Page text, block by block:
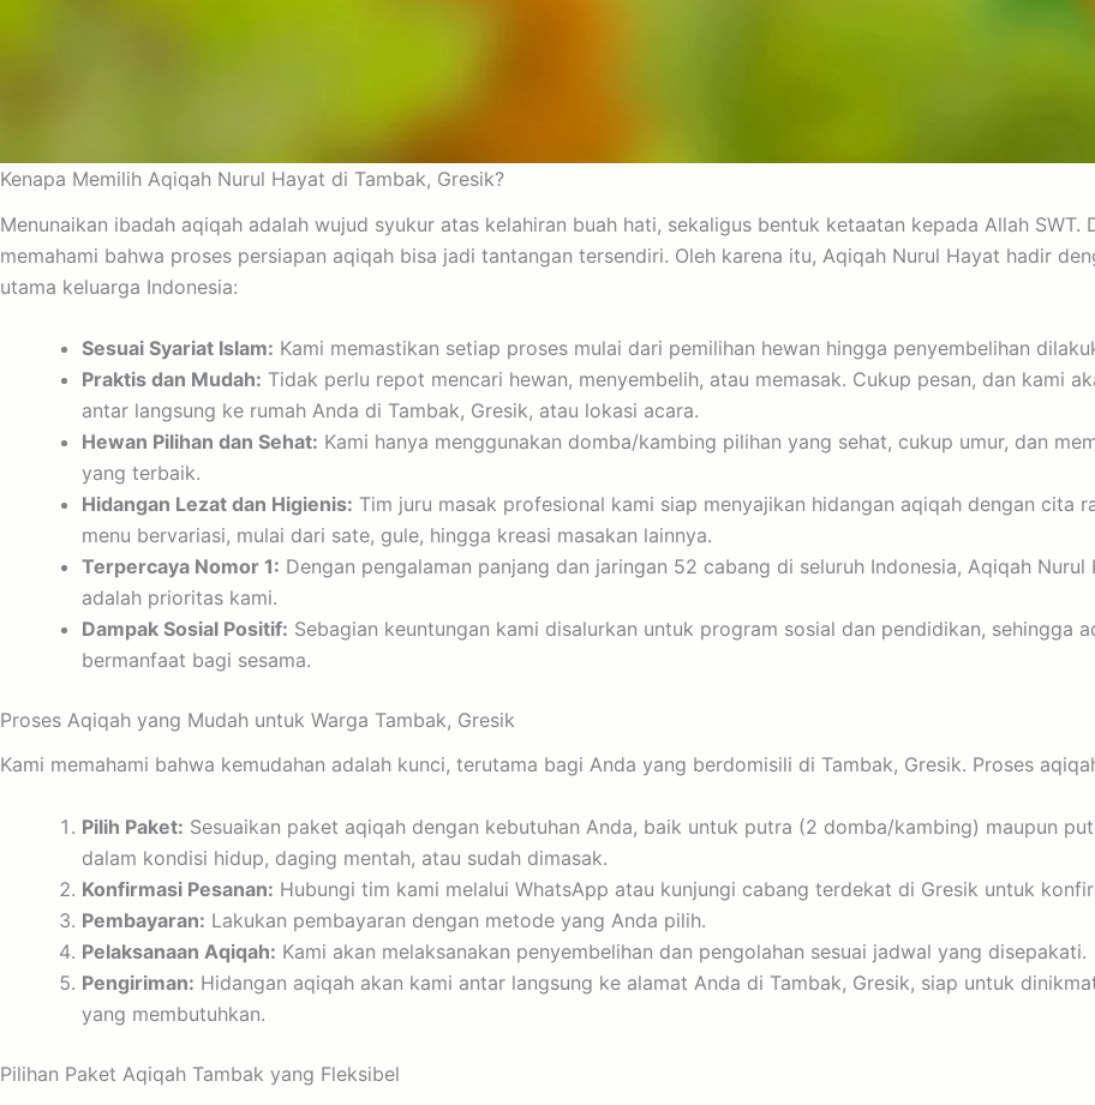
Kenapa Memilih Aqiqah Nurul Hayat di Tambak, Gresik?
Menunaikan ibadah aqiqah adalah wujud syukur atas kelahiran buah hati, sekaligus bentuk ketaatan kepada Allah
memahami bahwa proses persiapan aqiqah bisa jadi tantangan tersendiri. Oleh karena itu, Aqiqah Nurul Hayat hadir
utama keluarga Indonesia:
Sesuai Syariat Islam: Kami memastikan setiap proses mulai dari pemilihan hewan hingga penyembelihan
Praktis dan Mudah: Tidak perlu repot mencari hewan, menyembelih, atau memasak. Cukup pesan, dan kami
antar langsung ke rumah Anda di Tambak, Gresik, atau lokasi acara.
Hewan Pilihan dan Sehat: Kami hanya menggunakan domba/kambing pilihan yang sehat, cukup umur, dan
yang terbaik.
Hidangan Lezat dan Higienis: Tim juru masak profesional kami siap menyajikan hidangan aqiqah dengan cita
menu bervariasi, mulai dari sate, gule, hingga kreasi masakan lainnya.
Terpercaya Nomor 1: Dengan pengalaman panjang dan jaringan 52 cabang di seluruh Indonesia, Aqiqah
adalah prioritas kami.
Dampak Sosial Positif: Sebagian keuntungan kami disalurkan untuk program sosial dan pendidikan, sehingga
bermanfaat bagi sesama.
Proses Aqiqah yang Mudah untuk Warga Tambak, Gresik
Kami memahami bahwa kemudahan adalah kunci, terutama bagi Anda yang berdomisili di Tambak, Gresik. Proses
Pilih Paket: Sesuaikan paket aqiqah dengan kebutuhan Anda, baik untuk putra (2 domba/kambing) maupun
dalam kondisi hidup, daging mentah, atau sudah dimasak.
Konfirmasi Pesanan: Hubungi tim kami melalui WhatsApp atau kunjungi cabang terdekat di Gresik untuk
Pembayaran: Lakukan pembayaran dengan metode yang Anda pilih.
Pelaksanaan Aqiqah: Kami akan melaksanakan penyembelihan dan pengolahan sesuai jadwal yang disepakati.
Pengiriman: Hidangan aqiqah akan kami antar langsung ke alamat Anda di Tambak, Gresik, siap untuk
yang membutuhkan.
Pilihan Paket Aqiqah Tambak yang Fleksibel